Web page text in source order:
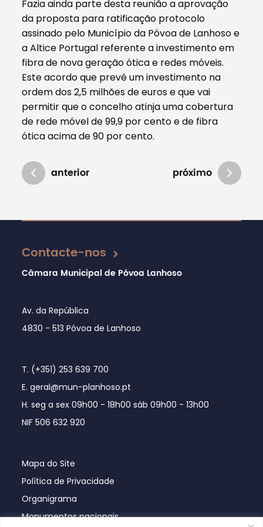
Fazia ainda parte desta reunião a aprovação
da proposta para ratificação protocolo
assinado pelo Município da Póvoa de Lanhoso e
a Altice Portugal referente a investimento em
fibra de nova geração ótica e redes móveis.
Este acordo que prevê um investimento na
ordem dos 2,5 milhões de euros e que vai
permitir que o concelho atinja uma cobertura
de rede móvel de 99,9 por cento e de fibra
ótica acima de 90 por cento.
anterior próximo
Atualizado em 01/08/2024
Contacte-nos
Câmara Municipal de Póvoa Lanhoso
Av. da República
4830 - 513 Póvoa de Lanhoso
T. (+351) 253 639 700
E. geral@mun-planhoso.pt
H. seg a sex 09h00 - 18h00 sáb 09h00 - 13h00
NIF 506 632 920
Mapa do Site
Política de Privacidade
Organigrama
Monumentos nacionais